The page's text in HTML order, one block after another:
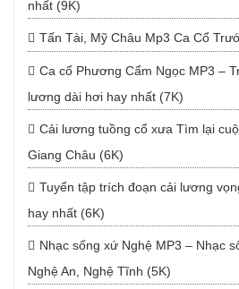
nhất (9K)
Tấn Tài, Mỹ Châu Mp3 Ca Cổ
Ca cổ Phương Cẩm Ngọc MP3 –
lương dài hơi hay nhất (7K)
Cải lương tuồng cổ xưa Tìm lại
Giang Châu (6K)
Tuyển tập trích đoạn cải lương
hay nhất (6K)
Nhạc sống xứ Nghệ MP3 – Nhạc
Nghệ An, Nghệ Tĩnh (5K)